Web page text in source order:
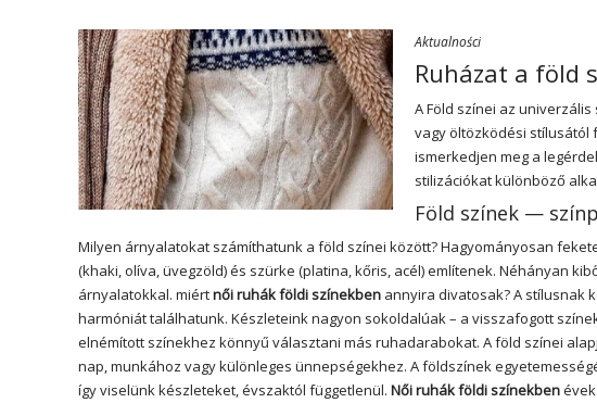
Aktualności
Ruházat a föld
A Föld színei az
vagy öltözködési stílusától
ismerkedjen meg a
stilizációkat különböző
Föld színek —
Milyen árnyalatokat számíthatunk a föld színei között? Hagyományosan
(khaki, olíva, üvegzöld) és szürke (platina, kőris, acél) említenek. Néhányan
árnyalatokkal. miértnői ruhák földi színekben annyira divatosak? A stílusnak
harmóniát találhatunk. Készleteink nagyon sokoldalúak – a visszafogott
elnémított színekhez könnyű választani más ruhadarabokat. A föld színei
nap, munkához vagy különleges ünnepségekhez. A földszínek
így viselünk készleteket, évszaktól függetlenül. Női ruhák földi színekben